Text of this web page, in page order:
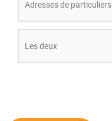
Adresses de particuliers
Les deux